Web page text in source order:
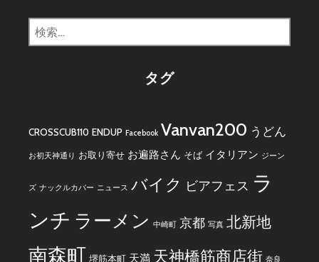
検
索:
タグ
CROSSCUB110 ENDUP Facebook Vanvan200 うどん
お初天神通り お取り寄せ お遍路さん そば イタリアン ジーン
ズ ナックルカバー ニュース バイク ビアフェス ラ
ンチ ラーメン 中崎町 京都 写真 北新地
南森町 堺筋本町 天満 天神橋筋商店街 奈良